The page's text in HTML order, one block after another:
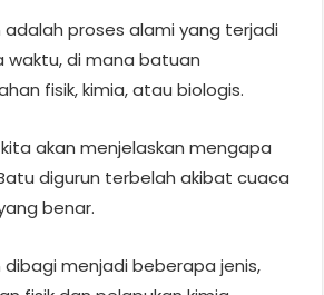
proses alami yang terjadi
waktu, di mana batuan
fisik, kimia, atau biologis.
akan menjelaskan mengapa
digurun terbelah akibat cuaca
benar.
menjadi beberapa jenis,